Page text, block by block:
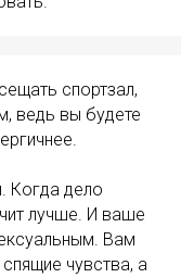
спортзал,
ведь вы будете
Когда дело
лучше. И ваше
Вам
чувства, а